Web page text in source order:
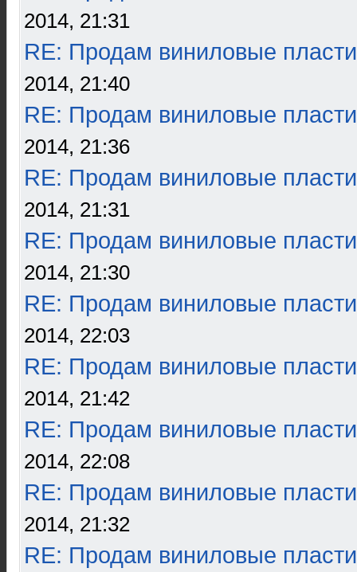
2014, 21:31
RE: Продам виниловые
2014, 21:40
RE: Продам виниловые
2014, 21:36
RE: Продам виниловые
2014, 21:31
RE: Продам виниловые
2014, 21:30
RE: Продам виниловые
2014, 22:03
RE: Продам виниловые
2014, 21:42
RE: Продам виниловые
2014, 22:08
RE: Продам виниловые
2014, 21:32
RE: Продам виниловые